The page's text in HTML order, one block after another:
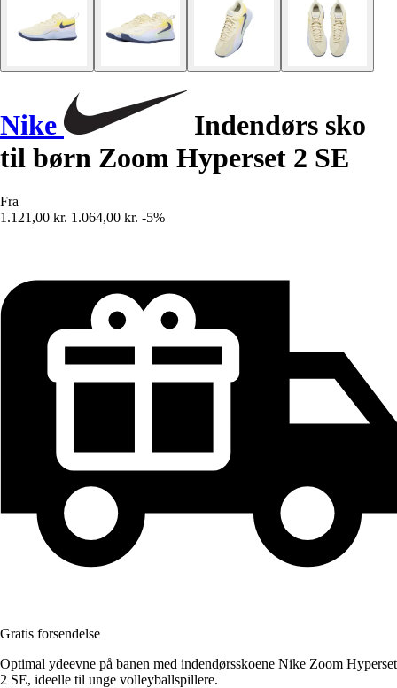
Nike
Indendørs sko
til børn Zoom Hyperset 2 SE
Fra
1.121,00 kr. 1.064,00 kr. -5%
Gratis forsendelse
Optimal ydeevne på banen med indendørsskoene Nike Zoom Hyperset
2 SE, ideelle til unge volleyballspillere.